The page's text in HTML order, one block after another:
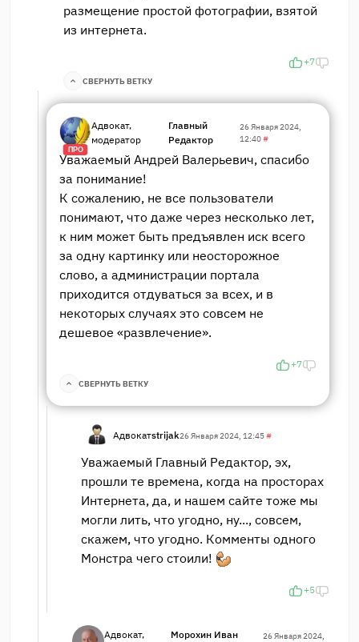
размещение простой фотографии, взятой
из интернета.
+7
СВЕРНУТЬ ВЕТКУ
ПРО
Адвокат,
модератор
Главный
Редактор
26 Января 2024,
12:40#
Уважаемый Андрей Валерьевич, спасибо
за понимание!
К сожалению, не все пользователи
понимают, что даже через несколько лет,
к ним может быть предъявлен иск всего
за одну картинку или неосторожное
слово, а администрации портала
приходится отдуваться за всех, и в
некоторых случаях это совсем не
дешевое «развлечение».
+7
СВЕРНУТЬ ВЕТКУ
Адвокатstrijak26 Января 2024, 12:45#
Уважаемый Главный Редактор, эх,
прошли те времена, когда на просторах
Интернета, да, и нашем сайте тоже мы
могли лить, что угодно, ну..., совсем,
скажем, что угодно. Комменты одного
Монстра чего стоили!
+5
Адвокат,
Морохин Иван
26 Января 2024,